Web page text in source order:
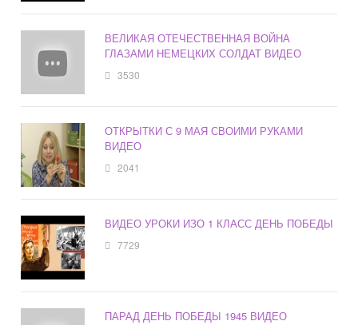
ВЕЛИКАЯ ОТЕЧЕСТВЕННАЯ ВОЙНА
ГЛАЗАМИ НЕМЕЦКИХ СОЛДАТ ВИДЕО
3530
ОТКРЫТКИ С 9 МАЯ СВОИМИ РУКАМИ
ВИДЕО
2041
ВИДЕО УРОКИ ИЗО 1 КЛАСС ДЕНЬ ПОБЕДЫ
7729
ПАРАД ДЕНЬ ПОБЕДЫ 1945 ВИДЕО